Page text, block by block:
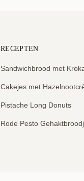
RECEPTEN
Sandwichbrood met
Cakejes met
Pistache Long Donuts
Rode Pesto